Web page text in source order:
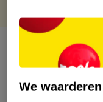
Over dit product
We